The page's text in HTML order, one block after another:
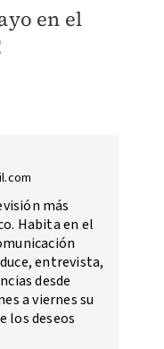
en el
más
Habita en el
entrevista,
desde
a viernes su
los deseos